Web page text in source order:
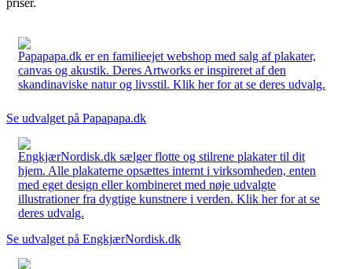
Papapapa.dk er en familieejet webshop med salg af plakater,
canvas og akustik. Deres Artworks er inspireret af den
skandinaviske natur og livsstil. Klik her for at se deres udvalg.
Se udvalget på Papapapa.dk
EngkjærNordisk.dk sælger flotte og stilrene plakater til dit
hjem. Alle plakaterne opsættes internt i virksomheden, enten
med eget design eller kombineret med nøje udvalgte
illustrationer fra dygtige kunstnere i verden. Klik her for at se
deres udvalg.
Se udvalget på EngkjærNordisk.dk